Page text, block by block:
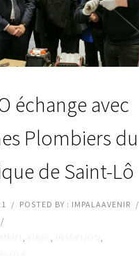
échange avec
Plombiers du
de Saint-Lô
/ POSTED BY : IMPALAAVENIR /
/
, ,
,